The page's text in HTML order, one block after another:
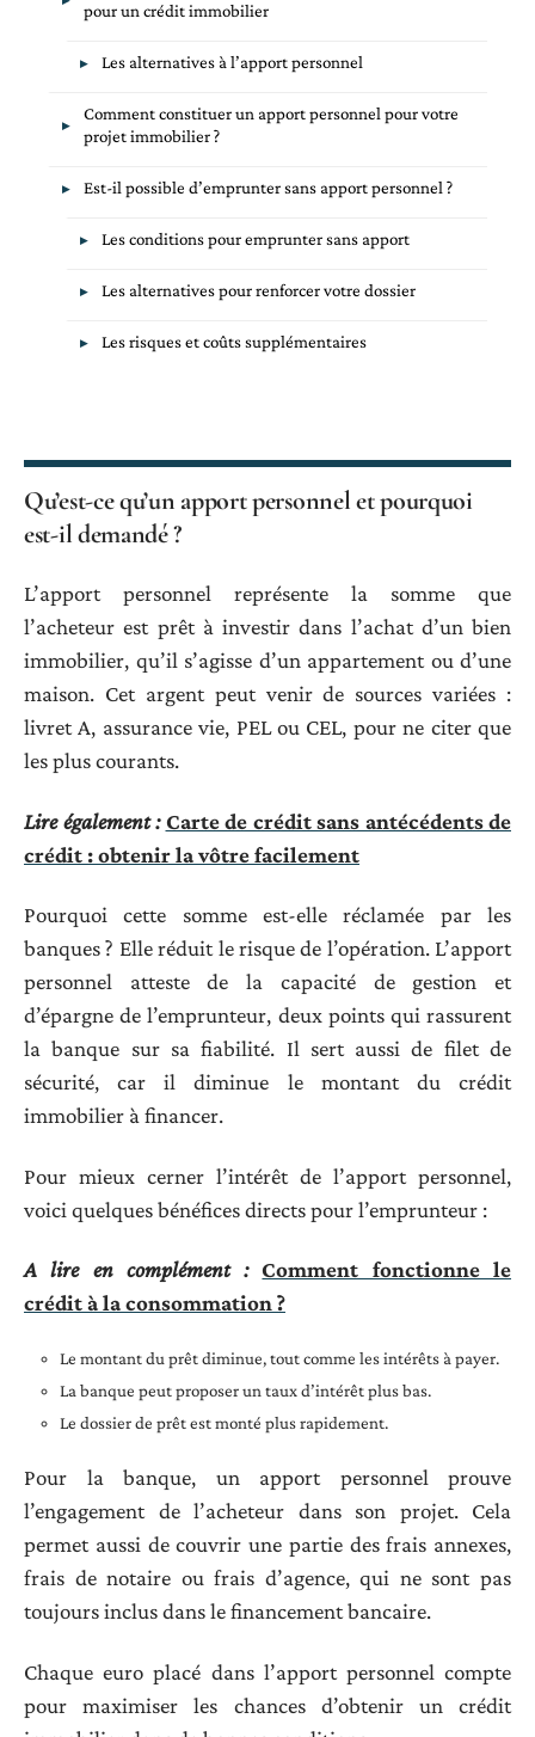
pour un crédit immobilier
Les alternatives à l’apport personnel
Comment constituer un apport personnel pour votre
projet immobilier ?
Est-il possible d’emprunter sans apport personnel ?
Les conditions pour emprunter sans apport
Les alternatives pour renforcer votre dossier
Les risques et coûts supplémentaires
Qu’est-ce qu’un apport personnel et pourquoi
est-il demandé ?
L’apport personnel représente la somme que
l’acheteur est prêt à investir dans l’achat d’un bien
immobilier, qu’il s’agisse d’un appartement ou d’une
maison. Cet argent peut venir de sources variées :
livret A, assurance vie, PEL ou CEL, pour ne citer que
les plus courants.
Lire également : Carte de crédit sans antécédents de
crédit : obtenir la vôtre facilement
Pourquoi cette somme est-elle réclamée par les
banques ? Elle réduit le risque de l’opération. L’apport
personnel atteste de la capacité de gestion et
d’épargne de l’emprunteur, deux points qui rassurent
la banque sur sa fiabilité. Il sert aussi de filet de
sécurité, car il diminue le montant du crédit
immobilier à financer.
Pour mieux cerner l’intérêt de l’apport personnel,
voici quelques bénéfices directs pour l’emprunteur :
A lire en complément : Comment fonctionne le
crédit à la consommation ?
Le montant du prêt diminue, tout comme les intérêts à payer.
La banque peut proposer un taux d’intérêt plus bas.
Le dossier de prêt est monté plus rapidement.
Pour la banque, un apport personnel prouve
l’engagement de l’acheteur dans son projet. Cela
permet aussi de couvrir une partie des frais annexes,
frais de notaire ou frais d’agence, qui ne sont pas
toujours inclus dans le financement bancaire.
Chaque euro placé dans l’apport personnel compte
pour maximiser les chances d’obtenir un crédit